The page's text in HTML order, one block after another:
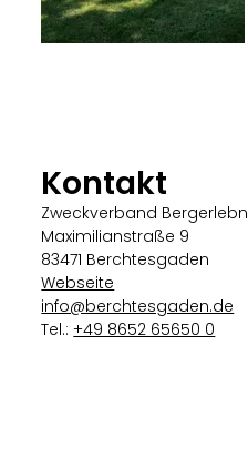
Kontakt
Zweckverband
Maximilianstraße 9
83471 Berchtesgaden
Webseite
info@berchtesgaden.de
Tel.:+49 8652 65650 0